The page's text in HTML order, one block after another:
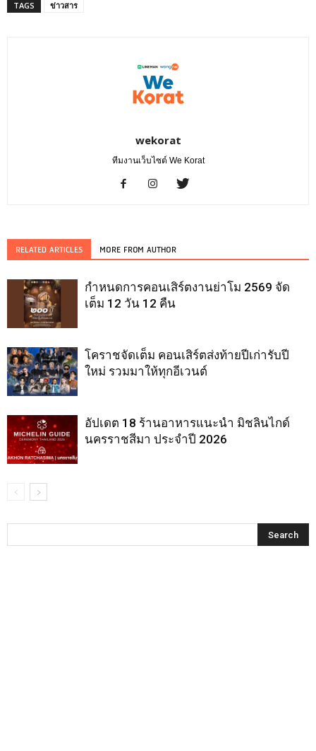
TAGS ข่าวสาร
wekorat
ทีมงานเว็บไซต์ We Korat
RELATED ARTICLES MORE FROM AUTHOR
กำหนดการคอนเสิร์ตงานย่าโม 2569 จัด
เต็ม 12 วัน 12 คืน
โคราชจัดเต็ม คอนเสิร์ตส่งท้ายปีเก่ารับปี
ใหม่ รวมมาให้ทุกอีเวนต์
อัปเดต 18 ร้านอาหารแนะนำ มิชลินไกด์
นครราชสีมา ประจำปี 2026